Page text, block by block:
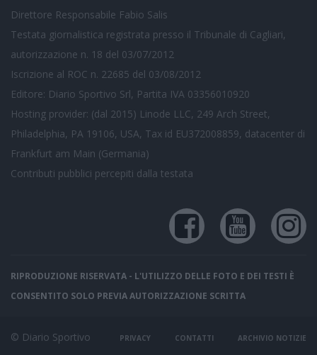
Direttore Responsabile Fabio Salis
Testata giornalistica registrata presso il Tribunale di Cagliari,
autorizzazione n. 18 del 03/07/2012
Iscrizione al ROC n. 22685 del 03/08/2012
Editore: Diario Sportivo Srl, Partita IVA 03356010920
Hosting provider: (dal 2015) Linode LLC, 249 Arch Street,
Philadelphia, PA 19106, USA, Tax id EU372008859, datacenter di
Frankfurt am Main (Germania)
Contributi pubblici percepiti dalla testata
RIPRODUZIONE RISERVATA - L'UTILIZZO DELLE FOTO E DEI TESTI È
CONSENTITO SOLO PREVIA AUTORIZZAZIONE SCRITTA
© Diario Sportivo PRIVACY CONTATTI ARCHIVIO NOTIZIE